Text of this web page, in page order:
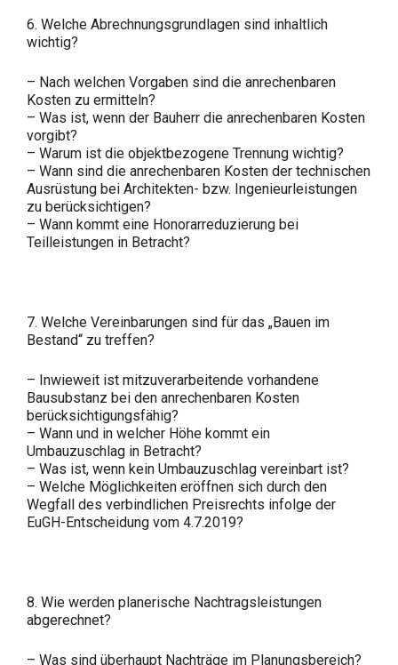
6. Welche Abrechnungsgrundlagen sind inhaltlich
wichtig?
– Nach welchen Vorgaben sind die anrechenbaren
Kosten zu ermitteln?
– Was ist, wenn der Bauherr die anrechenbaren Kosten
vorgibt?
– Warum ist die objektbezogene Trennung wichtig?
– Wann sind die anrechenbaren Kosten der technischen
Ausrüstung bei Architekten- bzw. Ingenieurleistungen
zu berücksichtigen?
– Wann kommt eine Honorarreduzierung bei
Teilleistungen in Betracht?
7. Welche Vereinbarungen sind für das „Bauen im
Bestand“ zu treffen?
– Inwieweit ist mitzuverarbeitende vorhandene
Bausubstanz bei den anrechenbaren Kosten
berücksichtigungsfähig?
– Wann und in welcher Höhe kommt ein
Umbauzuschlag in Betracht?
– Was ist, wenn kein Umbauzuschlag vereinbart ist?
– Welche Möglichkeiten eröffnen sich durch den
Wegfall des verbindlichen Preisrechts infolge der
EuGH-Entscheidung vom 4.7.2019?
8. Wie werden planerische Nachtragsleistungen
abgerechnet?
– Was sind überhaupt Nachträge im Planungsbereich?